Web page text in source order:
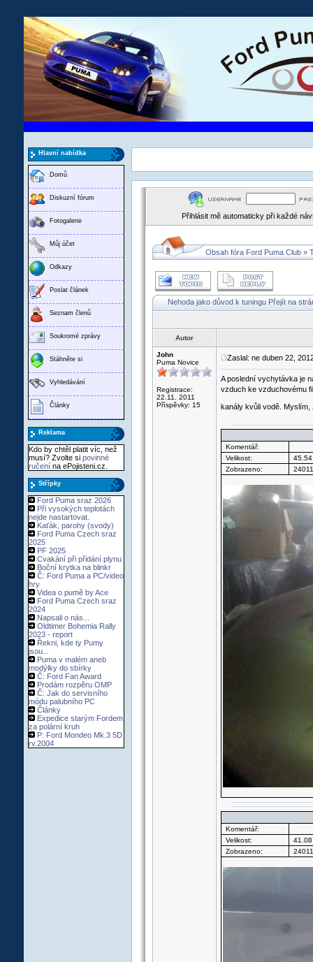
Hlavní nabídka
Domů
Diskuzní fórum
Fotogalerie
Můj účet
Odkazy
Poslat článek
Seznam členů
Soukromé zprávy
Stáhněte si
Vyhledávání
Články
Reklama
Kdo by chtěl platit víc, než
musí? Zvolte si povinné
ručení na ePojisteni.cz.
Střípky
Ford Puma sraz 2026
Při vysokých teplotách
nejde nastartovat.
Kaťák, parohy (svody)
Ford Puma Czech sraz
2025
PF 2025
Cvakání při přidání plynu
Boční krytka na blinkr
Č: Ford Puma a PC/video
hry
Videa o pumě by Ace
Ford Puma Czech sraz
2024
Napsali o nás...
Oldtimer Bohemia Rally
2023 - report
Řekni, kde ty Pumy
jsou...
Puma v malém aneb
modýlky do sbírky
Č: Ford Fan Award
Prodám rozpěru OMP
Č: Jak do servisního
módu palubního PC
Články
Expedice starým Fordem
za polární kruh
P: Ford Mondeo Mk.3 5D
rv.2004
Přihlásit mě automaticky při každé
Obsah fóra Ford Puma Club »
Nehoda jako důvod k tuningu Přejít na
Autor
John
Puma Novice
Registrace:
22.11. 2011
Příspěvky: 15
Zaslal: ne duben 22,
A poslední vychytávka je
vzduch ke vzduchovému
kanály kvůli vodě.
Komentář:
Velikost:
Zobrazeno:
Komentář:
Velikost:
Zobrazeno: